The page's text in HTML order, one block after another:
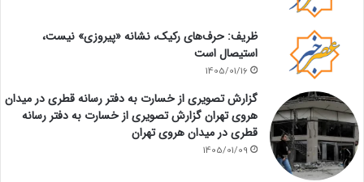
ظریف: حرف‌های رکیک، نشانه «پیروزی» نیست،
استیصال است
1405/01/16
گزارش تصویری از خسارت به دفتر رسانه قطری در میدان
هروی تهران گزارش تصویری از خسارت به دفتر رسانه
قطری در میدان هروی تهران
1405/01/09